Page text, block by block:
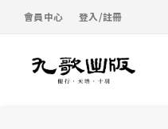
會員中心 登入/註冊